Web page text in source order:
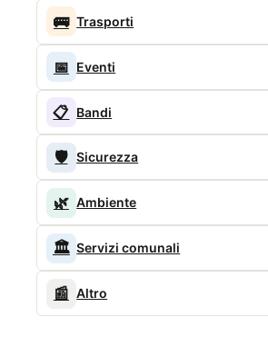
🚌 Trasporti
📅 Eventi
📋 Bandi
🛡️ Sicurezza
🌿 Ambiente
🏛️ Servizi comunali
📰 Altro